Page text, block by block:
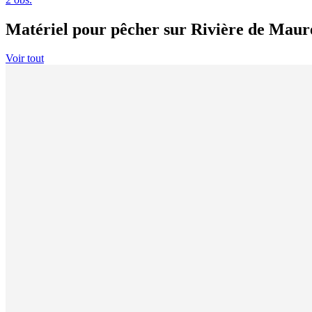
Matériel pour pêcher sur Rivière de
Voir tout